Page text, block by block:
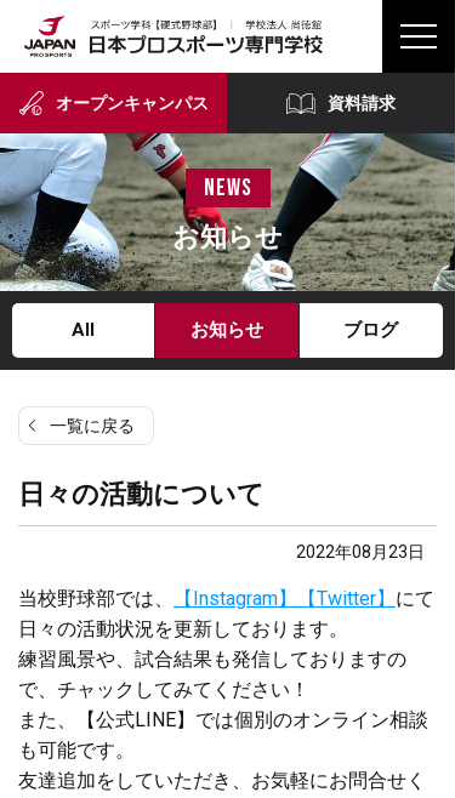
オープンキャンパス 資料請求
news
お知らせ
All お知らせ ブログ
一覧に戻る
日々の活動について
2022年08月23日
当校野球部では、 【Instagram】 【Twitter】 にて
日々の活動状況を更新しております。
練習風景や、試合結果も発信しておりますの
で、チャックしてみてください！
また、【公式LINE】では個別のオンライン相談
も可能です。
友達追加をしていただき、お気軽にお問合せく